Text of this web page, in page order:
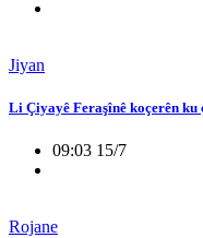
Jiyan
Li Çiyayê Feraşînê koçerên ku
09:03 15/7
Rojane